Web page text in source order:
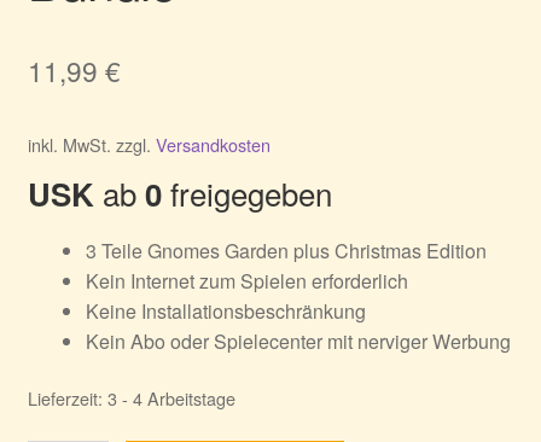
11,99 €
inkl. MwSt. zzgl. Versandkosten
USK ab0freigegeben
3 Teile Gnomes Garden plus Christmas Edition
Kein Internet zum Spielen erforderlich
Keine Installationsbeschränkung
Kein Abo oder Spielecenter mit nerviger Werbung
Lieferzeit: 3 - 4 Arbeitstage